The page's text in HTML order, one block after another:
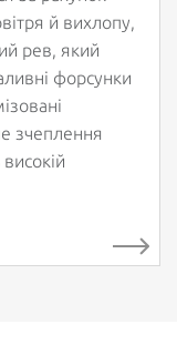
й вихлопу,
рев, який
форсунки
зчеплення